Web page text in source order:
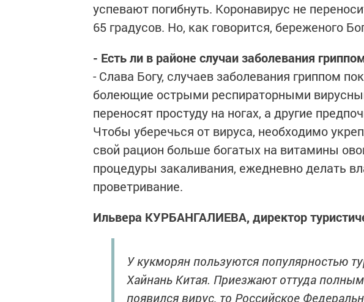
успевают погибнуть. Коронавирус не
65 градусов. Но, как говорится, береженого
- Есть ли в районе случаи заболевания
- Слава Богу, случаев заболевания гриппом
болеющие острыми респираторными
переносят простуду на ногах, а другие
Чтобы уберечься от вируса, необходимо
свой рацион больше богатых на витамины
процедуры закаливания, ежедневно делать
проветривание.
Ильвера КУРБАНГАЛИЕВА, директор
У кукморян пользуются популярностью
Хайнань Китая. Приезжают оттуда
появился вирус, то Российское